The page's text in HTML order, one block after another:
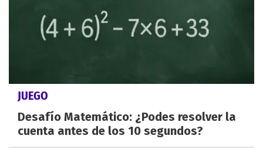
JUEGO
Desafío Matemático: ¿Podes resolver la
cuenta antes de los 10 segundos?